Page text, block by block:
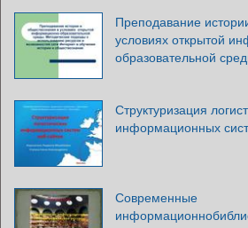
Преподавание
условиях открытой
образовательной
Структуризация
информационных
Современные